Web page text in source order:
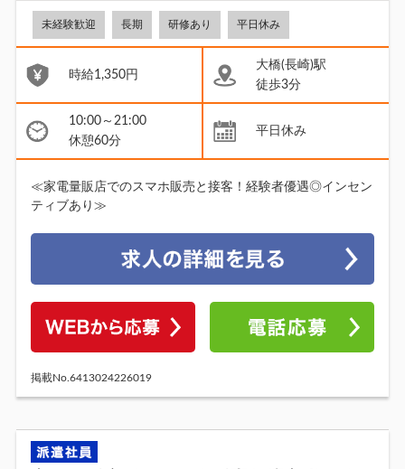
未経験歓迎 長期 研修あり 平日休み
時給1,350円
大橋(長崎)駅
徒歩3分
10:00～21:00
休憩60分
平日休み
≪家電量販店でのスマホ販売と接客！経験者優遇◎インセン
ティブあり≫
掲載No.6413024226019